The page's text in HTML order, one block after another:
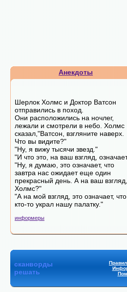
Анекдоты
Шерлок Холмс и Доктор Ватсон
отправились в поход.
Они расположились на ночлег,
лежали и смотрели в небо. Холмс
сказал,"Ватсон, взгляните наверх.
Что вы видите?"
"Ну, я вижу тысячи звезд."
"И что это, на ваш взгляд,
"Ну, я думаю, это означает, что
завтра нас ожидает еще один
прекрасный день. А на ваш взгляд,
Холмс?"
"А на мой взгляд, это означает, что
кто-то украл нашу палатку."
информеры
сканворды
решать